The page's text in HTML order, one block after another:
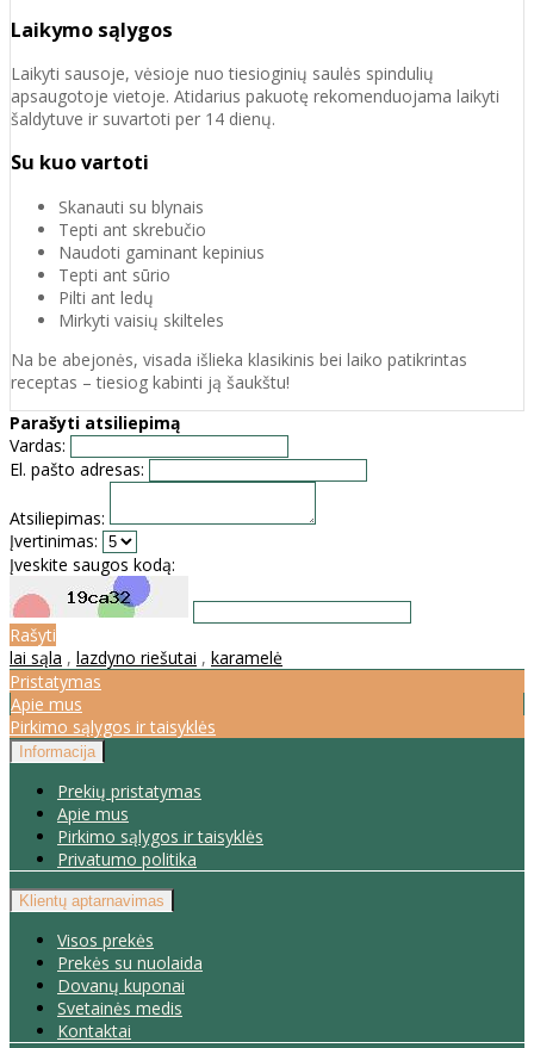
Laikymo sąlygos
Laikyti sausoje, vėsioje nuo tiesioginių saulės spindulių
apsaugotoje vietoje. Atidarius pakuotę rekomenduojama laikyti
šaldytuve ir suvartoti per 14 dienų.
Su kuo vartoti
Skanauti su blynais
Tepti ant skrebučio
Naudoti gaminant kepinius
Tepti ant sūrio
Pilti ant ledų
Mirkyti vaisių skilteles
Na be abejonės, visada išlieka klasikinis bei laiko patikrintas
receptas – tiesiog kabinti ją šaukštu!
Parašyti atsiliepimą
Vardas:
El. pašto adresas:
Atsiliepimas:
Įvertinimas:
Įveskite saugos kodą:
Rašyti
lai sąla , lazdyno riešutai , karamelė
Pristatymas
Apie mus
Pirkimo sąlygos ir taisyklės
Informacija
Prekių pristatymas
Apie mus
Pirkimo sąlygos ir taisyklės
Privatumo politika
Klientų aptarnavimas
Visos prekės
Prekės su nuolaida
Dovanų kuponai
Svetainės medis
Kontaktai